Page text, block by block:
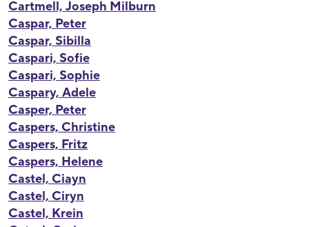
Cartmell, Joseph Milburn
Caspar, Peter
Caspar, Sibilla
Caspari, Sofie
Caspari, Sophie
Caspary, Adele
Casper, Peter
Caspers, Christine
Caspers, Fritz
Caspers, Helene
Castel, Ciayn
Castel, Ciryn
Castel, Krein